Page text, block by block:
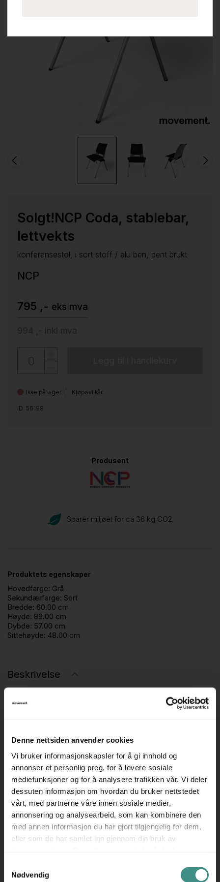
Denne nettsiden anvender cookies
Vi bruker informasjonskapsler for å gi innhold og
annonser et personlig preg, for å levere sosiale
mediefunksjoner og for å analysere trafikken vår. Vi deler
dessuten informasjon om hvordan du bruker nettstedet
vårt, med partnerne våre innen sosiale medier,
annonsering og analysearbeid, som kan kombinere den
med annen informasjon du har gjort tilgjengelig for dem,
eller som de har samlet inn gjennom din bruk av
Nødvendig
Solgt!NCP Coda, stablebar,
lettvekts
konferansestol, i sort stoff / alu ben, pent brukt
NCP
795 ,- eks mva
Ikke på lager Kjøpsvilkår
ID: 56198
Produsent
Sparer miljøet for ca 36 kg CO2
Produktets egenskaper
Hovedfarge: Grå
Sekundærfarge: Sort
Bredde: 60.00 cm
Høyde: 89.00 cm
Dybde: 57.00 cm
Sittehøyde: 48.00 cm
Beskrivelse
Sete og rygg i sort stoff
Komfortabel stol med lav vekt som kan stables.
---
Prisen er pr stol.
---
Se også våre andre annonser for et godt utvalg i pent
brukte stoler og andre kontormøbler.